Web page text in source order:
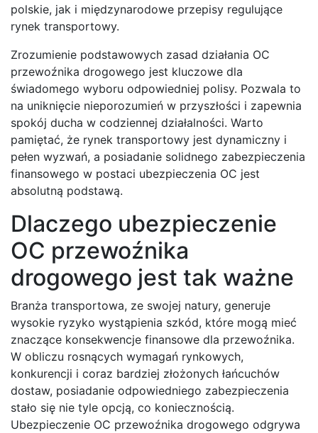
polskie, jak i międzynarodowe przepisy regulujące
rynek transportowy.
Zrozumienie podstawowych zasad działania OC
przewoźnika drogowego jest kluczowe dla
świadomego wyboru odpowiedniej polisy. Pozwala to
na uniknięcie nieporozumień w przyszłości i zapewnia
spokój ducha w codziennej działalności. Warto
pamiętać, że rynek transportowy jest dynamiczny i
pełen wyzwań, a posiadanie solidnego zabezpieczenia
finansowego w postaci ubezpieczenia OC jest
absolutną podstawą.
Dlaczego ubezpieczenie
OC przewoźnika
drogowego jest tak ważne
Branża transportowa, ze swojej natury, generuje
wysokie ryzyko wystąpienia szkód, które mogą mieć
znaczące konsekwencje finansowe dla przewoźnika.
W obliczu rosnących wymagań rynkowych,
konkurencji i coraz bardziej złożonych łańcuchów
dostaw, posiadanie odpowiedniego zabezpieczenia
stało się nie tyle opcją, co koniecznością.
Ubezpieczenie OC przewoźnika drogowego odgrywa